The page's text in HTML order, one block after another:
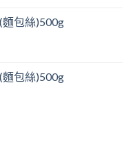
包絲)500g
包絲)500g